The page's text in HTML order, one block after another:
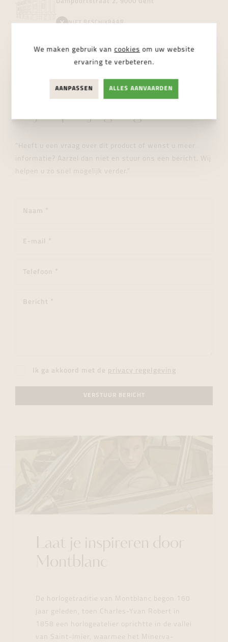
Dampoortstraat 2, 9000 Gent
NIET BESCHIKBAAR
STUUR ONS EEN BERICHT
Wij helpen je graag verder!
"Heeft u een vraag over dit product of wenst u meer
informatie? Aarzel dan niet en stuur ons een bericht. Wij
helpen u zo snel mogelijk verder."
Ik ga akkoord met de privacy regelgeving
VERSTUUR BERICHT
Laat je inspireren door
Montblanc
De horlogetraditie van Montblanc begon 160
jaar geleden, toen Charles-Yvan Robert in
1858 een horlogeatelier oprichtte in de vallei
van Saint-Imier, waarmee het Minerva-
We maken gebruik van cookies om uw website
ervaring te verbeteren.
AANPASSEN ALLES AANVAARDEN